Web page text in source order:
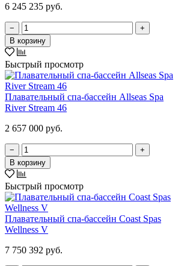
6 245 235 руб.
−
+
В корзину
Быстрый просмотр
Плавательный спа-бассейн Allseas Spa
River Stream 46
2 657 000 руб.
−
+
В корзину
Быстрый просмотр
Плавательный спа-бассейн Coast Spas
Wellness V
7 750 392 руб.